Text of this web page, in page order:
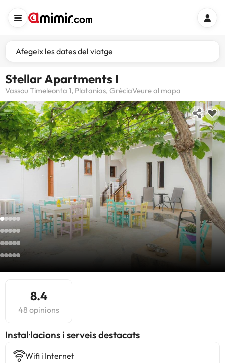
Afegeix les dates del viatge
Stellar Apartments I
Vassou Timeleonta 1, Platanias, GrèciaVeure al mapa
8.4
48 opinions
Instal·lacions i serveis destacats
Wifi i Internet